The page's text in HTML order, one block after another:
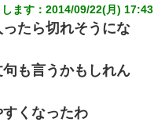
」Ａ「ずるい！クレク
カ！」→ 後日、Ａ旦那が
はすっかり女叩きに洗脳
ししたいと言い出した。
ます ：2014/09/22(月)
たら切れそうにな
も言うかもしれん
くなったわ